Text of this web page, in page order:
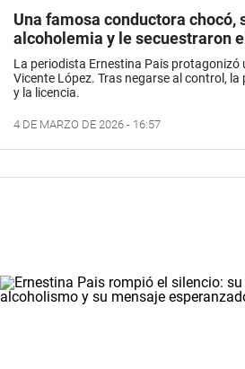
Una famosa conductora chocó,
alcoholemia y le secuestraron
La periodista Ernestina Pais protagonizó
Vicente López. Tras negarse al control, la
y la licencia.
4 DE MARZO DE 2026 - 16:57